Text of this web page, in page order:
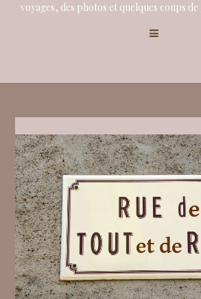
voyages, des photos et quelques coups